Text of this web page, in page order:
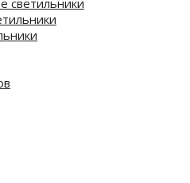
светильники